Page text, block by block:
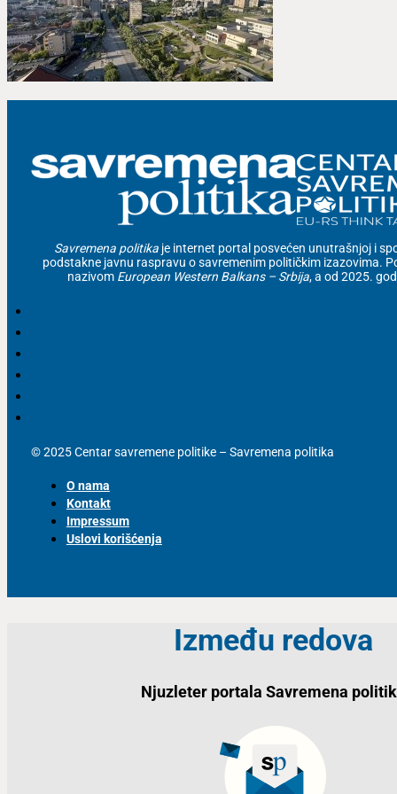
Savremena politika je internet portal posvećen unutrašnjoj i
podstakne javnu raspravu o savremenim političkim izazovima.
nazivom European Western Balkans – Srbija, a od 2025.
© 2025 Centar savremene politike – Savremena politika
O nama
Kontakt
Impressum
Uslovi korišćenja
Između redova
Njuzleter portala Savremena